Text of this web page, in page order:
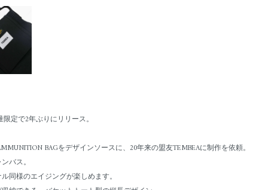
定で2年ぶりにリリース。
BAGをデザインソースに、20年来の盟友TEMBEAに制作を依頼。
バス。
同様のエイジングが楽しめます。